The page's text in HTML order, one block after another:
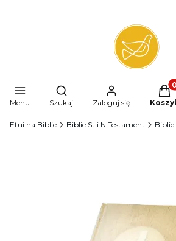
Menu
Otwórz wyszukiwarkę
Szukaj Zaloguj się
Etui na Biblie Biblie St i N Testament Biblie